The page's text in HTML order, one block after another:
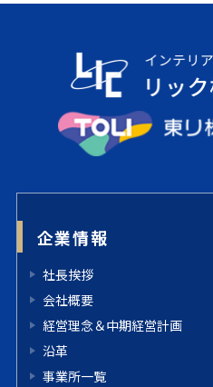
企業情報
社長挨拶
会社概要
経営理念＆中期経営計画
沿革
事業所一覧